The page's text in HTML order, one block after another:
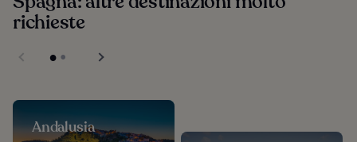
richieste
Andalusia